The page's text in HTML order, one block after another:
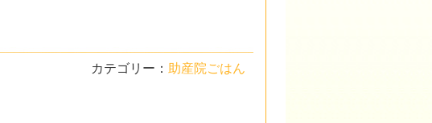
カテゴリー： 助産院ごはん